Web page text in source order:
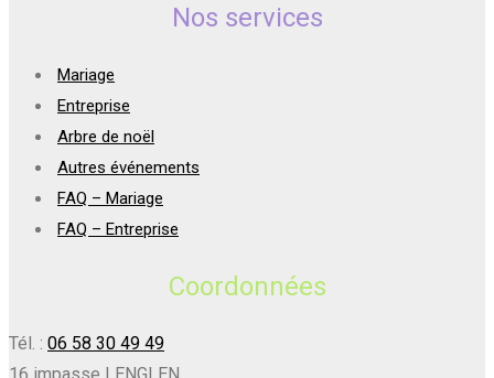
Nos services
Mariage
Entreprise
Arbre de noël
Autres événements
FAQ – Mariage
FAQ – Entreprise
Coordonnées
Tél. : 06 58 30 49 49